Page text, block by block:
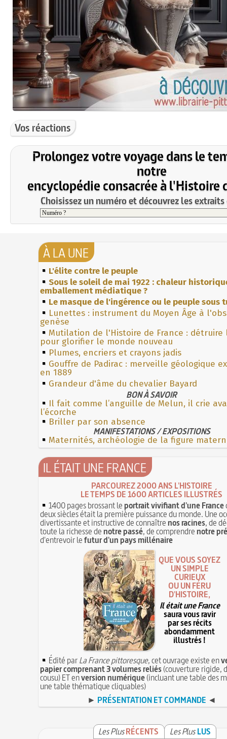
Vos réactions
Prolongez votre voyage dans le
notre
encyclopédie consacrée à l'Histoire
Choisissez un numéro et découvrez les
À LA UNE
L'élite contre le peuple
Sous le soleil de mai 1922 : chaleur
emballement médiatique ?
Le masque de l'ingérence ou le peuple sous
Lunettes : instrument du Moyen Âge à
genèse
Mutilation de l'Histoire de France : détruire
pour glorifier le monde nouveau
Plumes, encriers et crayons jadis
Gouffre de Padirac : merveille géologique
en 1889
Grandeur d'âme du chevalier Bayard
BON À SAVOIR
Il fait comme l’anguille de Melun, il crie
l’écorche
Briller par son absence
MANIFESTATIONS / EXPOSITIONS
Maternités, archéologie de la figure
IL ÉTAIT UNE FRANCE
PARCOUREZ 2000 ANS L'HISTOIRE
LE TEMPS DE 1600 ARTICLES ILLUSTRÉS
1400 pages brossant leportrait vivifiant d'une France
deux siècles était la première puissance du monde. Une
divertissante et instructive de connaîtrenos racines, de
toute la richesse denotre passé, de comprendrenotre
d'entrevoir lefutur d'un pays millénaire
QUE VOUS SOYEZ
UN SIMPLE
CURIEUX
OU UN FÉRU
D'HISTOIRE,
Il était une France
saura vous ravir
par ses récits
abondamment
illustrés !
Édité parLa France pittoresque, cet ouvrage existe en
papier comprenant 3 volumes reliés(couverture rigide,
cousu) ET enversion numérique(incluant une table des
une table thématique cliquables)
► PRÉSENTATION ET COMMANDE ◄
Les PlusRÉCENTS Les Plus LUS